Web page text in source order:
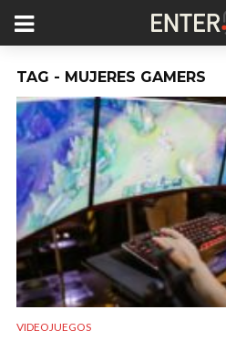
TAG - MUJERES GAMERS
VIDEOJUEGOS